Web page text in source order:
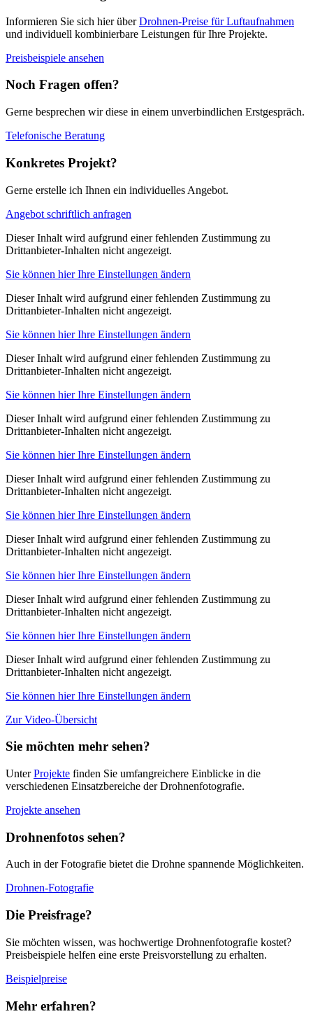
Informieren Sie sich hier überDrohnen-Preise für Luftaufnahmen
und individuell kombinierbare Leistungen für Ihre Projekte.
Preisbeispiele ansehen
Noch Fragen offen?
Gerne besprechen wir diese in einem unverbindlichen Erstgespräch.
Telefonische Beratung
Konkretes Projekt?
Gerne erstelle ich Ihnen ein individuelles Angebot.
Angebot schriftlich anfragen
Dieser Inhalt wird aufgrund einer fehlenden Zustimmung zu
Drittanbieter-Inhalten nicht angezeigt.
Sie können hier Ihre Einstellungen ändern
Dieser Inhalt wird aufgrund einer fehlenden Zustimmung zu
Drittanbieter-Inhalten nicht angezeigt.
Sie können hier Ihre Einstellungen ändern
Dieser Inhalt wird aufgrund einer fehlenden Zustimmung zu
Drittanbieter-Inhalten nicht angezeigt.
Sie können hier Ihre Einstellungen ändern
Dieser Inhalt wird aufgrund einer fehlenden Zustimmung zu
Drittanbieter-Inhalten nicht angezeigt.
Sie können hier Ihre Einstellungen ändern
Dieser Inhalt wird aufgrund einer fehlenden Zustimmung zu
Drittanbieter-Inhalten nicht angezeigt.
Sie können hier Ihre Einstellungen ändern
Dieser Inhalt wird aufgrund einer fehlenden Zustimmung zu
Drittanbieter-Inhalten nicht angezeigt.
Sie können hier Ihre Einstellungen ändern
Dieser Inhalt wird aufgrund einer fehlenden Zustimmung zu
Drittanbieter-Inhalten nicht angezeigt.
Sie können hier Ihre Einstellungen ändern
Dieser Inhalt wird aufgrund einer fehlenden Zustimmung zu
Drittanbieter-Inhalten nicht angezeigt.
Sie können hier Ihre Einstellungen ändern
Zur Video-Übersicht
Sie möchten mehr sehen?
UnterProjekte finden Sie umfangreichere Einblicke in die
verschiedenen Einsatzbereiche der Drohnenfotografie.
Projekte ansehen
Drohnenfotos sehen?
Auch in der Fotografie bietet die Drohne spannende Möglichkeiten.
Drohnen-Fotografie
Die Preisfrage?
Sie möchten wissen, was hochwertige Drohnenfotografie kostet?
Preisbeispiele helfen eine erste Preisvorstellung zu erhalten.
Beispielpreise
Mehr erfahren?